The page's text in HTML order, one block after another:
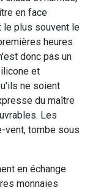
en face
le plus souvent le
heures
donc pas un
et
ne soient
du maître
Les
vent, tombe sous
en échange
monnaies